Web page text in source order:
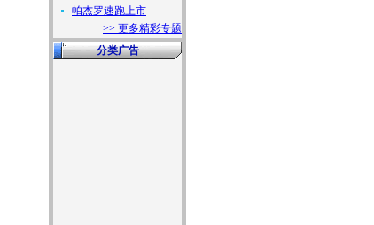
帕杰罗速跑上市
>> 更多精彩专题
分类广告